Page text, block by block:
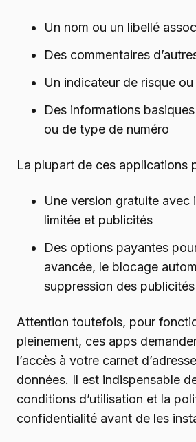
Un nom ou un libellé
Des commentaires
Un indicateur de risque
Des informations
ou de type de numéro
La plupart de ces applications
Une version gratuite avec
limitée et publicités
Des options payantes
avancée, le blocage
suppression des publicités
Attention toutefois, pour
pleinement, ces apps
l’accès à votre carnet
données. Il est indispensable
conditions d’utilisation et la
confidentialité avant de les